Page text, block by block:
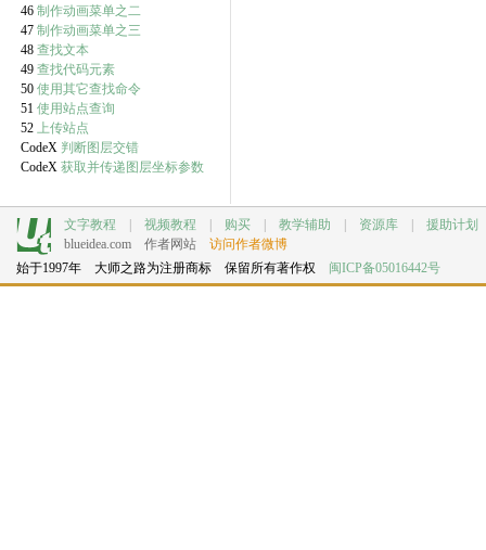
46 制作动画菜单之二
47 制作动画菜单之三
48 查找文本
49 查找代码元素
50 使用其它查找命令
51 使用站点查询
52 上传站点
CodeX 判断图层交错
CodeX 获取并传递图层坐标参数
文字教程 视频教程 购买 教学辅助 资源库 援助计划
blueidea.com
作者网站 访问作者微博
始于1997年 大师之路为注册商标 保留所有著作权 闽ICP备05016442号